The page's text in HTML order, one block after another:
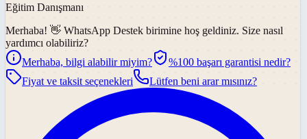
Eğitim Danışmanı
Merhaba! 👋 WhatsApp Destek birimine hoş geldiniz. Size nasıl
yardımcı olabiliriz?
Merhaba, bilgi alabilir miyim?
%100 başarı garantisi nedir?
Fiyat ve taksit seçenekleri
Lütfen beni arar mısınız?